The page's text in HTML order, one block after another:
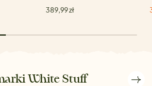
389,99 zł
White Stuff